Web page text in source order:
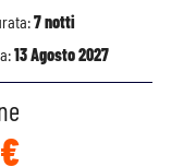
7 notti
13 Agosto 2027